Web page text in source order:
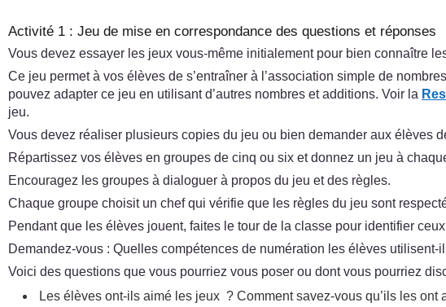
Activité 1 : Jeu de mise en correspondance des questions et réponses
Vous devez essayer les jeux vous-même initialement pour bien connaître
Ce jeu permet à vos élèves de s’entraîner à l’association simple de
pouvez adapter ce jeu en utilisant d’autres nombres et additions. Voir la
jeu.
Vous devez réaliser plusieurs copies du jeu ou bien demander aux élèves
Répartissez vos élèves en groupes de cinq ou six et donnez un jeu à
Encouragez les groupes à dialoguer à propos du jeu et des règles.
Chaque groupe choisit un chef qui vérifie que les règles du jeu sont
Pendant que les élèves jouent, faites le tour de la classe pour identifier
Demandez-vous : Quelles compétences de numération les élèves
Voici des questions que vous pourriez vous poser ou dont vous pourriez
Les élèves ont-ils aimé les jeux ? Comment savez-vous qu’ils les ont